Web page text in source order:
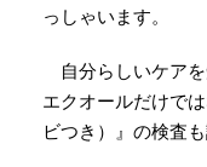
っしゃいます。
自分らしいケアを
エクオールだけで
ビつき）』の検査